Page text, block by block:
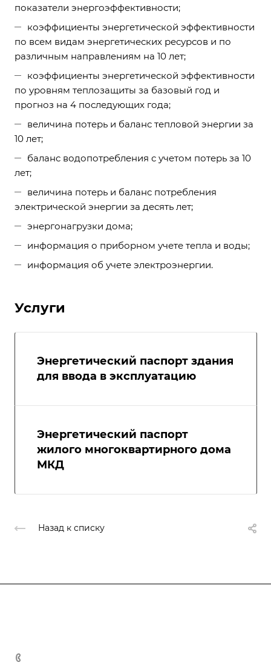
показатели энергоэффективности;
коэффициенты энергетической эффективности
по всем видам энергетических ресурсов и по
различным направлениям на 10 лет;
коэффициенты энергетической эффективности
по уровням теплозащиты за базовый год и
прогноз на 4 последующих года;
величина потерь и баланс тепловой энергии за
10 лет;
баланс водопотребления с учетом потерь за 10
лет;
величина потерь и баланс потребления
электрической энергии за десять лет;
энергонагрузки дома;
информация о приборном учете тепла и воды;
информация об учете электроэнергии.
Услуги
Энергетический паспорт здания
для ввода в эксплуатацию
Энергетический паспорт
жилого многоквартирного дома
МКД
Назад к списку
Разработка программ энергосбережения